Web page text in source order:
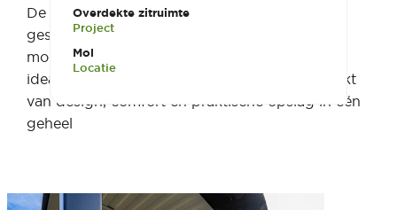
Overdekte zitruimte
Project
Mol
Locatie
De buitenkant van de container is strak zwart
gespoten, wat deze overdekte zitruimte een
moderne en robuuste uitstraling geeft. Een
ideale oplossing voor wie een combinatie zoekt
van design, comfort en praktische opslag in één
geheel